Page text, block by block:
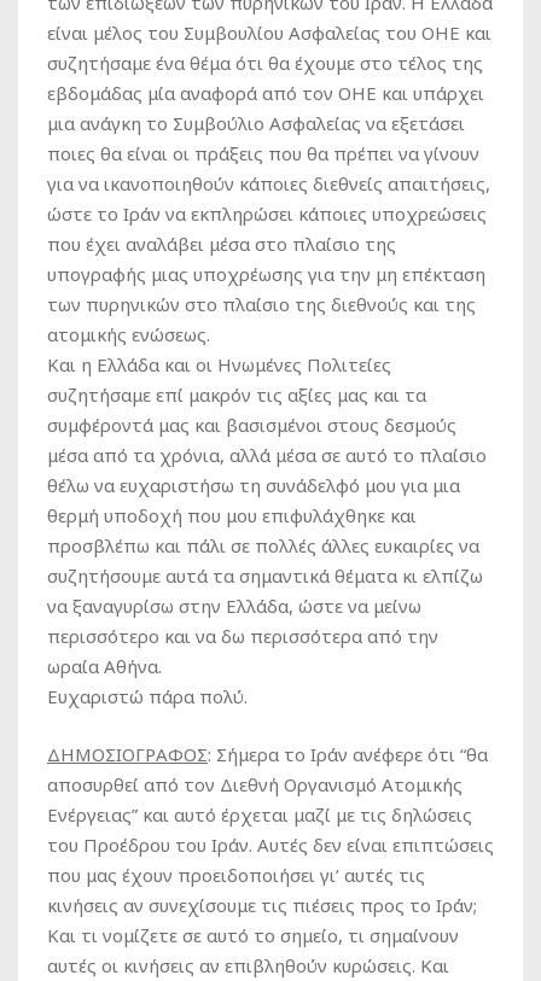
είναι μέλος του Συμβουλίου Ασφαλείας του ΟΗΕ και
συζητήσαμε ένα θέμα ότι θα έχουμε στο τέλος της
εβδομάδας μία αναφορά από τον ΟΗΕ και υπάρχει
μια ανάγκη το Συμβούλιο Ασφαλείας να εξετάσει
ποιες θα είναι οι πράξεις που θα πρέπει να γίνουν
για να ικανοποιηθούν κάποιες διεθνείς απαιτήσεις,
ώστε το Ιράν να εκπληρώσει κάποιες υποχρεώσεις
που έχει αναλάβει μέσα στο πλαίσιο της
υπογραφής μιας υποχρέωσης για την μη επέκταση
των πυρηνικών στο πλαίσιο της διεθνούς και της
ατομικής ενώσεως.
Και η Ελλάδα και οι Ηνωμένες Πολιτείες
συζητήσαμε επί μακρόν τις αξίες μας και τα
συμφέροντά μας και βασισμένοι στους δεσμούς
μέσα από τα χρόνια, αλλά μέσα σε αυτό το πλαίσιο
θέλω να ευχαριστήσω τη συνάδελφό μου για μια
θερμή υποδοχή που μου επιφυλάχθηκε και
προσβλέπω και πάλι σε πολλές άλλες ευκαιρίες να
συζητήσουμε αυτά τα σημαντικά θέματα κι ελπίζω
να ξαναγυρίσω στην Ελλάδα, ώστε να μείνω
περισσότερο και να δω περισσότερα από την
ωραία Αθήνα.
Ευχαριστώ πάρα πολύ.
ΔΗΜΟΣΙΟΓΡΑΦΟΣ: Σήμερα το Ιράν ανέφερε ότι “θα
αποσυρθεί από τον Διεθνή Οργανισμό Ατομικής
Ενέργειας” και αυτό έρχεται μαζί με τις δηλώσεις
του Προέδρου του Ιράν. Αυτές δεν είναι επιπτώσεις
που μας έχουν προειδοποιήσει γι’ αυτές τις
κινήσεις αν συνεχίσουμε τις πιέσεις προς το Ιράν;
Και τι νομίζετε σε αυτό το σημείο, τι σημαίνουν
αυτές οι κινήσεις αν επιβληθούν κυρώσεις. Και